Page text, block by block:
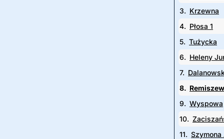
3. Krzewna
4. Płosa 1
5. Tużycka
6. Heleny
7.
8.
9. Wyspowa
10.
11. Szymona